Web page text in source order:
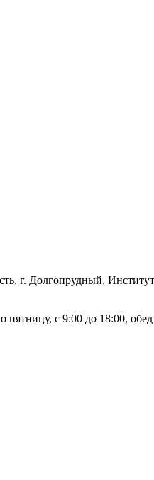
г. Долгопрудный,
пятницу, с 9:00 до 18:00,